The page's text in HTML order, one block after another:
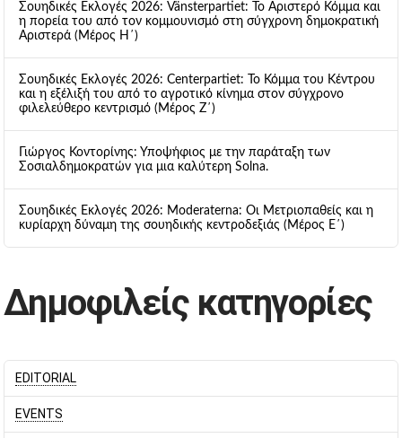
Σουηδικές Εκλογές 2026: Vänsterpartiet: Το Αριστερό Κόμμα και
η πορεία του από τον κομμουνισμό στη σύγχρονη δημοκρατική
Αριστερά (Μέρος Η΄)
Σουηδικές Εκλογές 2026: Centerpartiet: Το Κόμμα του Κέντρου
και η εξέλιξή του από το αγροτικό κίνημα στον σύγχρονο
φιλελεύθερο κεντρισμό (Μέρος Ζ΄)
Γιώργος Κοντορίνης: Υποψήφιος με την παράταξη των
Σοσιαλδημοκρατών για μια καλύτερη Solna.
Σουηδικές Εκλογές 2026: Moderaterna: Οι Μετριοπαθείς και η
κυρίαρχη δύναμη της σουηδικής κεντροδεξιάς (Μέρος Ε΄)
Δημοφιλείς κατηγορίες
EDITORIAL
EVENTS